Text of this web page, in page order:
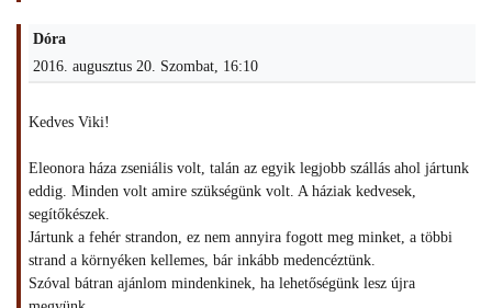
Dóra
2016. augusztus 20. Szombat, 16:10
Kedves Viki!
Eleonora háza zseniális volt, talán az egyik legjobb szállás ahol jártunk
eddig. Minden volt amire szükségünk volt. A háziak kedvesek,
segítőkészek.
Jártunk a fehér strandon, ez nem annyira fogott meg minket, a többi
strand a környéken kellemes, bár inkább medencéztünk.
Szóval bátran ajánlom mindenkinek, ha lehetőségünk lesz újra